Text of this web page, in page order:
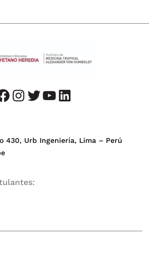
instagram twitter youtube LinkedIn
430, Urb Ingeniería, Lima – Perú